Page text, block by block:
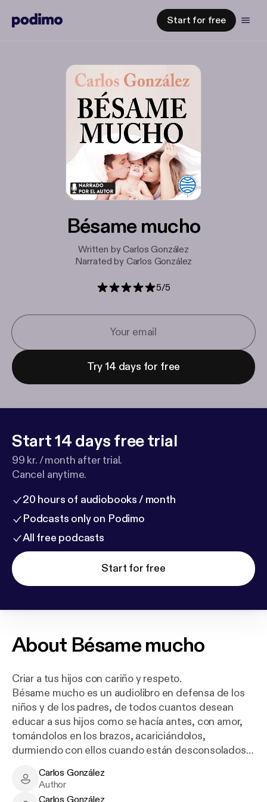
Start for free
Bésame mucho
Written by Carlos González
Narrated by Carlos González
5/5
Try 14 days for free
Start 14 days free trial
99 kr. / month after trial.
Cancel anytime.
20 hours of audiobooks / month
Podcasts only on Podimo
All free podcasts
Start for free
About Bésame mucho
Criar a tus hijos con cariño y respeto.
Bésame mucho es un audiolibro en defensa de los
niños y de los padres, de todos cuantos desean
educar a sus hijos como se hacía antes, con amor,
tomándolos en los brazos, acariciándolos,
durmiendo con ellos cuando están desconsolados…
Este audiolibro nos enseña a respetar a nuestro hijo
como ser humano, a no dejarlo llorar, a arrullarlo,
Carlos González - Author
Carlos González
Author
Carlos González